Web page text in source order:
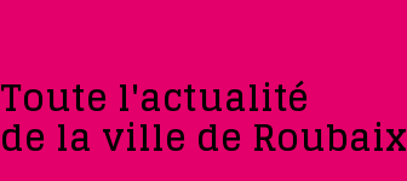
Toute l'actualité
de la ville de Roubaix